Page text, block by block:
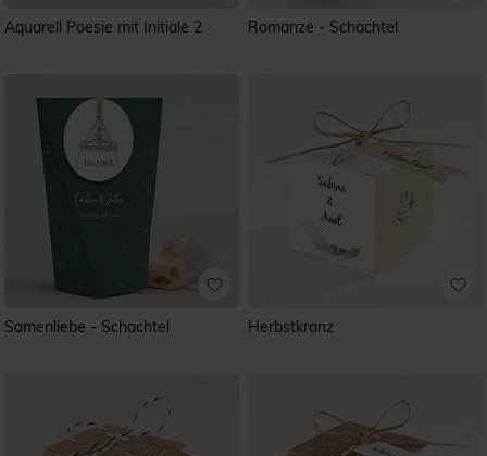
Aquarell Poesie mit Initiale 2 Romanze - Schachtel
Samenliebe - Schachtel Herbstkranz